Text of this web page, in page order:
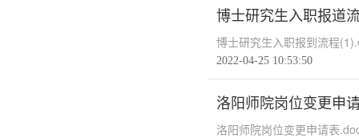
博士研究生入职报道
博士研究生入职报到流程
2022-04-25 10:53:50
洛阳师院岗位变更申
洛阳师院岗位变更申请表